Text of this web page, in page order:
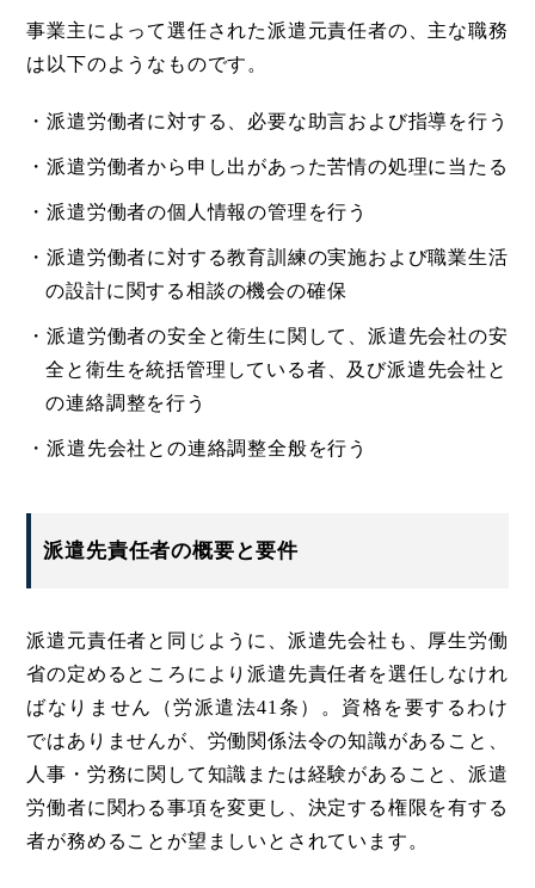
事業主によって選任された派遣元責任者の、主な職務
は以下のようなものです。
・派遣労働者に対する、必要な助言および指導を行う
・派遣労働者から申し出があった苦情の処理に当たる
・派遣労働者の個人情報の管理を行う
・派遣労働者に対する教育訓練の実施および職業生活
の設計に関する相談の機会の確保
・派遣労働者の安全と衛生に関して、派遣先会社の安
全と衛生を統括管理している者、及び派遣先会社と
の連絡調整を行う
・派遣先会社との連絡調整全般を行う
派遣先責任者の概要と要件
派遣元責任者と同じように、派遣先会社も、厚生労働
省の定めるところにより派遣先責任者を選任しなけれ
ばなりません（労派遣法41条）。資格を要するわけ
ではありませんが、労働関係法令の知識があること、
人事・労務に関して知識または経験があること、派遣
労働者に関わる事項を変更し、決定する権限を有する
者が務めることが望ましいとされています。